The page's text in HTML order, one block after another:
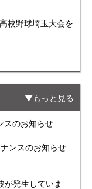
校野球埼玉大会を
もっと見る
スのお知らせ
ンスのお知らせ
発生していま